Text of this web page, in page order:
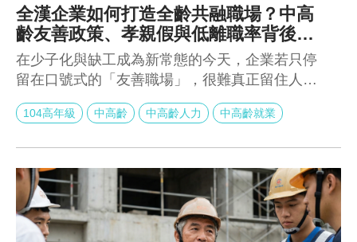
全漢企業如何打造全齡共融職場？中高
齡友善政策、孝親假與低離職率背後的
關鍵策略
在少子化與缺工成為新常態的今天，企業若只停
留在口號式的「友善職場」，很難真正留住人。
當中高齡勞動力比例持續上升，世代共融不再是
選擇題，而是經營策略。本篇帶你深入解析全漢
的制度邏輯與管理思維。
104高年級 中高齡 中高齡人力 中高齡就業